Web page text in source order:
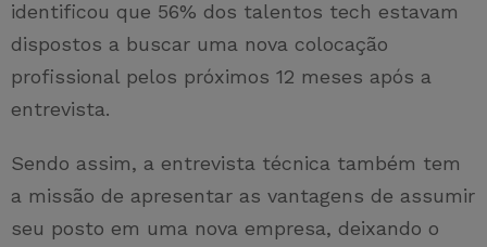
identificou que 56% dos talentos tech estavam
dispostos a buscar uma nova colocação
profissional pelos próximos 12 meses após a
entrevista.
Sendo assim, a entrevista técnica também tem
a missão de apresentar as vantagens de assumir
seu posto em uma nova empresa, deixando o